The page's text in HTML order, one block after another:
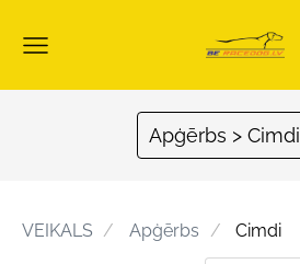
Apģērbs > Cimdi
VEIKALS Apģērbs Cimdi